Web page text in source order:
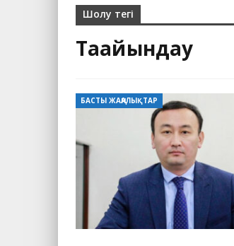
Шолу тегі
Тағайындау
БАСТЫ ЖАҢАЛЫҚТАР